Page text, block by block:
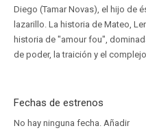
Diego (Tamar Novas), el hijo de
lazarillo. La historia de Mateo,
historia de "amour fou",
de poder, la traición y el
Fechas de estrenos
No hay ninguna fecha. Añadir